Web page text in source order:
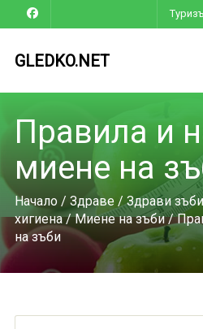
GLEDKO.NET
Правила и
миене на
Начало/ Здраве/Здрави зъби
хигиена/Миене на зъби/
на зъби